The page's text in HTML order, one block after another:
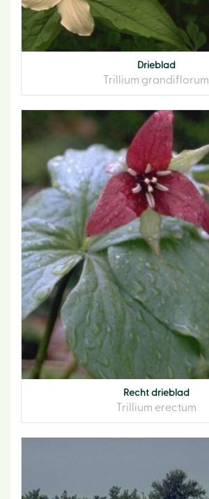
Drieblad
Trillium grandiflorum
Recht drieblad
Trillium erectum